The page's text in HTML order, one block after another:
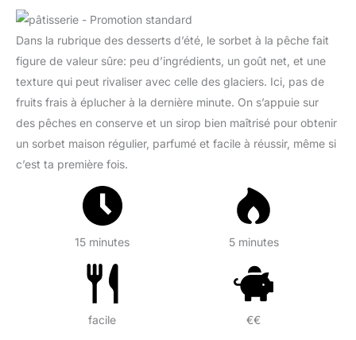
Dans la rubrique des desserts d’été, le sorbet à la pêche fait
figure de valeur sûre: peu d’ingrédients, un goût net, et une
texture qui peut rivaliser avec celle des glaciers. Ici, pas de
fruits frais à éplucher à la dernière minute. On s’appuie sur
des pêches en conserve et un sirop bien maîtrisé pour obtenir
un sorbet maison régulier, parfumé et facile à réussir, même si
c’est ta première fois.
15 minutes 5 minutes
facile €€